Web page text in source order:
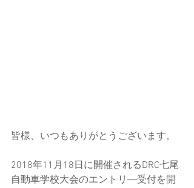
皆様、いつもありがとうございます。
2018年11月18日に開催されるDRC七尾
自動車学校大会のエントリ―受付を開